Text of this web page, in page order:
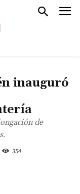
inauguró
de
354